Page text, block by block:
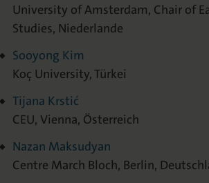
University of Amsterdam, Chair of
Studies, Niederlande
Sooyong Kim
Koç University, Türkei
Tijana Krstić
CEU, Vienna, Österreich
Nazan Maksudyan
Centre March Bloch, Berlin,